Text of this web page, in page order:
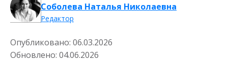
Соболева Наталья Николаевна
Редактор
Опубликовано: 06.03.2026
Обновлено: 04.06.2026